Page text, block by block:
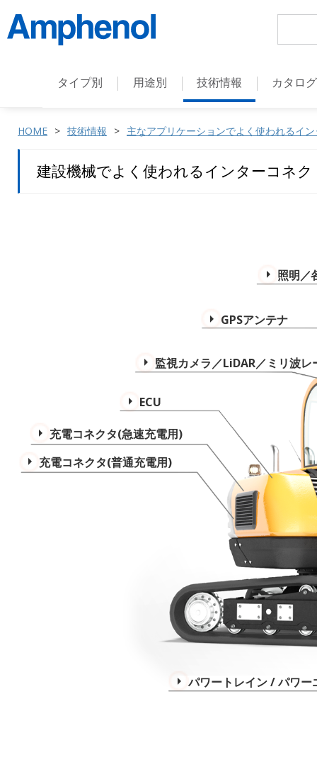
タイプ別 用途別 技術情報 カタログ
HOME 技術情報 主なアプリケーションでよく使われるイ
建設機械でよく使われるインターコネク
照明／
GPSアンテナ
監視カメラ／LiDAR／ミリ波レ
ECU
パワートレイン / パワー
充電コネクタ(急速充電用)
充電コネクタ(普通充電用)